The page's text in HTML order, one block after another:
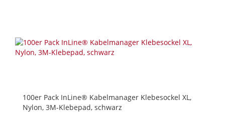
100er Pack InLine® Kabelmanager Klebesockel XL,
Nylon, 3M-Klebepad, schwarz